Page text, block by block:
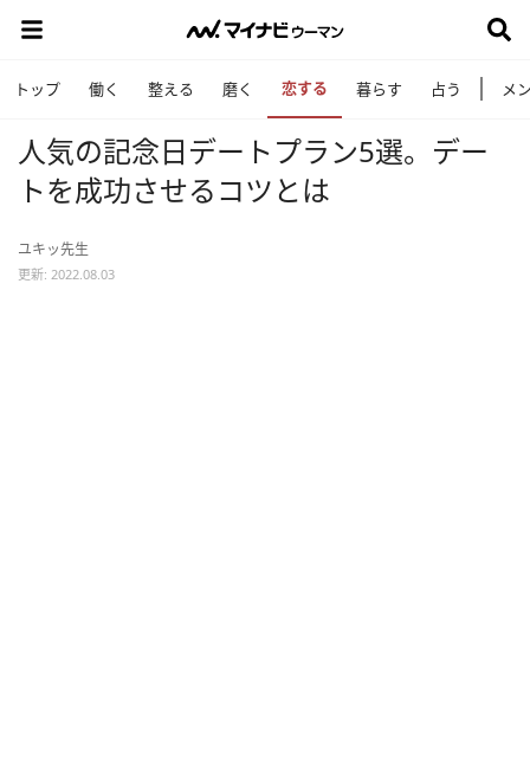
トップ 働く 整える 磨く 恋する 暮らす 占う メ
人気の記念日デートプラン5選。デー
トを成功させるコツとは
ユキッ先生
更新: 2022.08.03